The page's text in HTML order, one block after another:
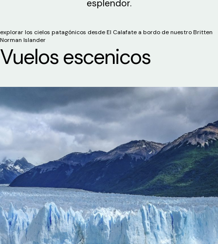
esplendor.
explorar los cielos patagónicos desde El Calafate a bordo de nuestro Britten
Norman Islander
Vuelos escenicos